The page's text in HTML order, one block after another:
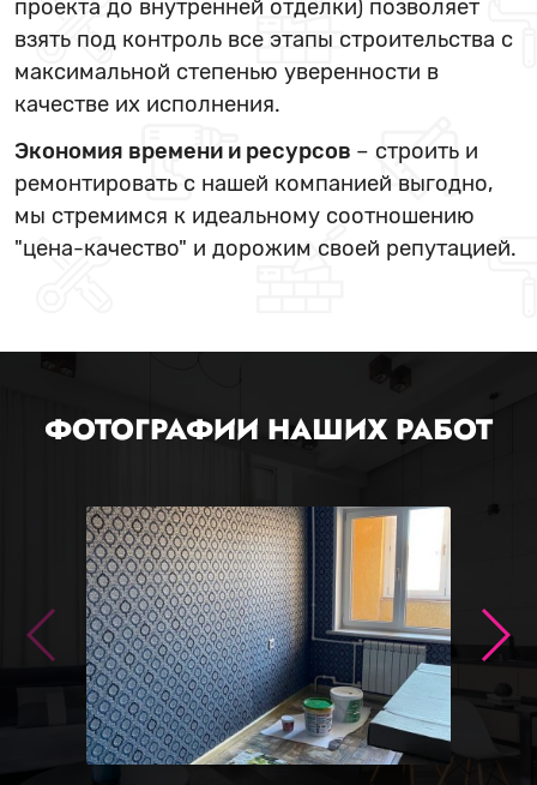
проекта до внутренней отделки) позволяет
взять под контроль все этапы строительства с
максимальной степенью уверенности в
качестве их исполнения.
Экономия времени и ресурсов – строить и
ремонтировать с нашей компанией выгодно,
мы стремимся к идеальному соотношению
"цена-качество" и дорожим своей репутацией.
ФОТОГРАФИИ НАШИХ РАБОТ